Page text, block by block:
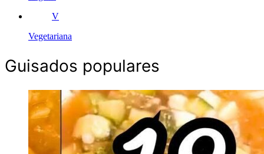
V
Vegetariana
Guisados populares